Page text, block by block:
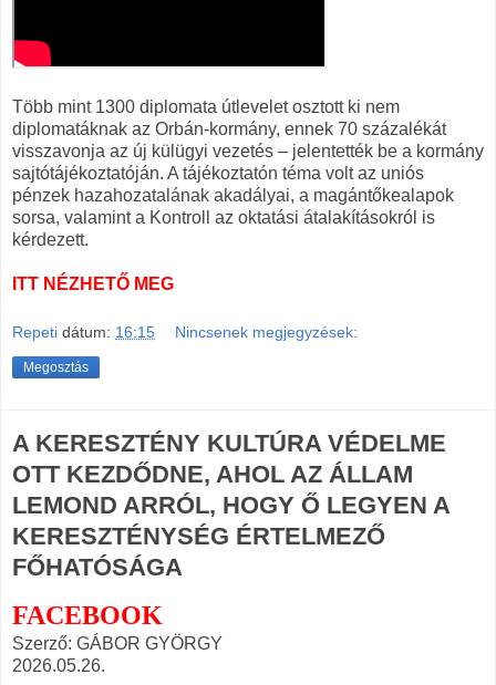
Több mint 1300 diplomata útlevelet osztott ki nem
diplomatáknak az Orbán-kormány, ennek 70 százalékát
visszavonja az új külügyi vezetés – jelentették be a kormány
sajtótájékoztatóján. A tájékoztatón téma volt az uniós
pénzek hazahozatalának akadályai, a magántőkealapok
sorsa, valamint a Kontroll az oktatási átalakításokról is
kérdezett.
ITT NÉZHETŐ MEG
Repeti dátum: 16:15 Nincsenek megjegyzések:
Megosztás
A KERESZTÉNY KULTÚRA VÉDELME
OTT KEZDŐDNE, AHOL AZ ÁLLAM
LEMOND ARRÓL, HOGY Ő LEGYEN A
KERESZTÉNYSÉG ÉRTELMEZŐ
FŐHATÓSÁGA
FACEBOOK
Szerző: GÁBOR GYÖRGY
2026.05.26.